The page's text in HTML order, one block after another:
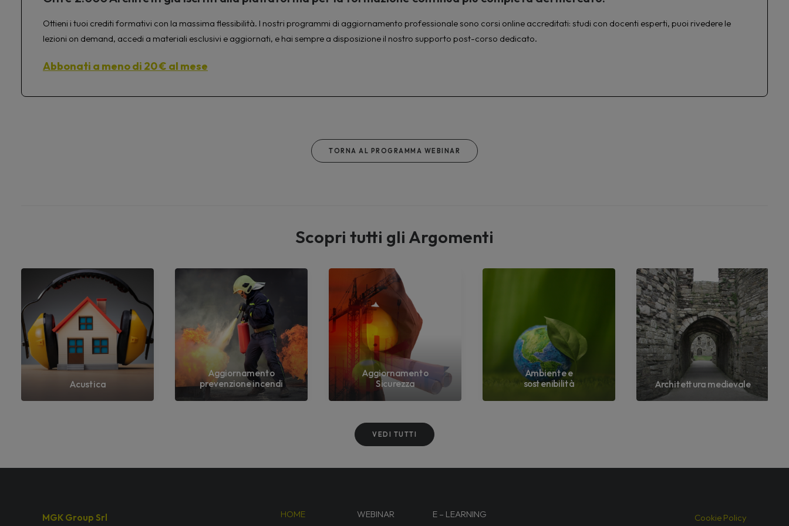
Ottieni i tuoi crediti formativi con la massima flessibilità. I nostri programmi di aggiornamento professionale sono corsi online accreditati: studi con docenti esperti, puoi rivedere le
lezioni on demand, accedi a materiali esclusivi e aggiornati, e hai sempre a disposizione il nostro supporto post-corso dedicato.
Abbonati a meno di 20 € al mese
TORNA AL PROGRAMMA WEBINAR
Scopri tutti gli Argomenti
Acustica
Aggiornamento
prevenzione incendi
Aggiornamento
Sicurezza
Ambiente e
sostenibilità
Architettura medievale
VEDI TUTTI
MGK Group Srl HOME WEBINAR E – LEARNING Cookie Policy